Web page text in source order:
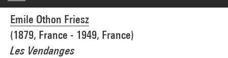
Emile Othon Friesz
(1879, France - 1949, France)
Les Vendanges
Légende : Image du Musée de Grenoble
Domaine public
Crédit photographique : André Morin
Réf. image : 3I03731 [RECOL]